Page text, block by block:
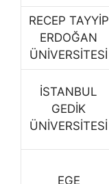
RECEP TAYYİP
ERDOĞAN
ÜNİVERSİTESİ
İSTANBUL
GEDİK
ÜNİVERSİTESİ
EGE